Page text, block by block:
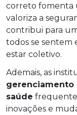
correto fomenta
valoriza a
contribui para
todos se sentem
estar coletivo.
Ademais, as
gerenciamento
saúde
inovações e